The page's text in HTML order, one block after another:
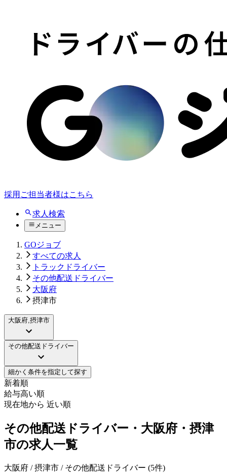
採用ご担当者様はこちら
求人検索
メニュー
GOジョブ
すべての求人
トラックドライバー
その他配送ドライバー
大阪府
摂津市
大阪府,摂津市
その他配送ドライバー
細かく条件を指定して探す
新着順
給与高い順
現在地から 近い順
その他配送ドライバー・大阪府・摂津
市の求人一覧
大阪府 / 摂津市 / その他配送ドライバー (5件)